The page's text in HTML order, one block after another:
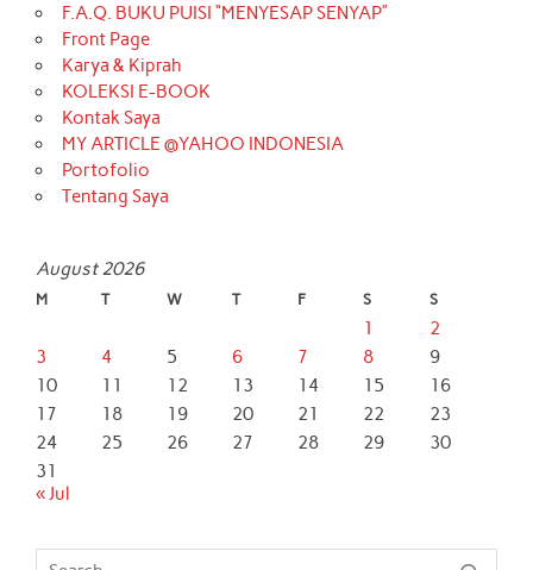
F.A.Q. BUKU PUISI “MENYESAP SENYAP”
Front Page
Karya & Kiprah
KOLEKSI E-BOOK
Kontak Saya
MY ARTICLE @YAHOO INDONESIA
Portofolio
Tentang Saya
August 2026
M T W T F S S
1
2
3
4 5 6 7 8
9
10
11 12 13 14 15
16
17
18 19 20 21 22
23
24
25 26 27 28 29
30
31
« Jul